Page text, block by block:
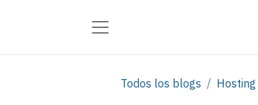
Todos los blogs Hosting